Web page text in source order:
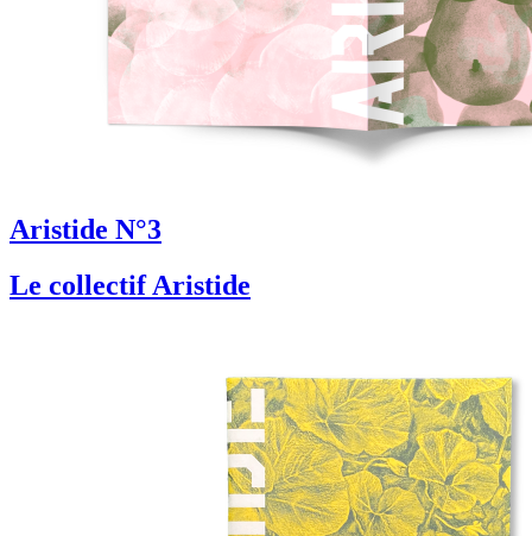
Aristide N°3
Le collectif Aristide